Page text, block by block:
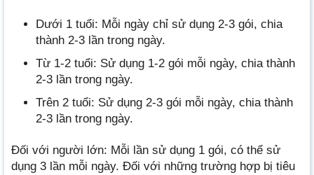
Dưới 1 tuổi: Mỗi ngày chỉ sử dụng 2-3 gói, chia
thành 2-3 lần trong ngày.
Từ 1-2 tuổi: Sử dụng 1-2 gói mỗi ngày, chia thành
2-3 lần trong ngày.
Trên 2 tuổi: Sử dụng 2-3 gói mỗi ngày, chia thành
2-3 lần trong ngày.
Đối với người lớn: Mỗi lần sử dụng 1 gói, có thể sử
dụng 3 lần mỗi ngày. Đối với những trường hợp bị tiêu